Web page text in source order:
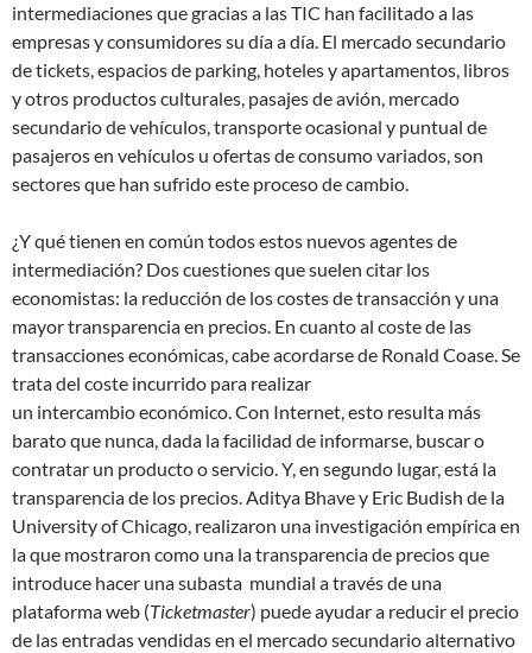
intermediaciones que gracias a las TIC han facilitado a las
empresas y consumidores su día a día. El mercado secundario
de tickets, espacios de parking, hoteles y apartamentos, libros
y otros productos culturales, pasajes de avión, mercado
secundario de vehículos, transporte ocasional y puntual de
pasajeros en vehículos u ofertas de consumo variados, son
sectores que han sufrido este proceso de cambio.
¿Y qué tienen en común todos estos nuevos agentes de
intermediación? Dos cuestiones que suelen citar los
economistas: la reducción de los costes de transacción y una
mayor transparencia en precios. En cuanto al coste de las
transacciones económicas, cabe acordarse de Ronald Coase. Se
trata del coste incurrido para realizar
un intercambio económico. Con Internet, esto resulta más
barato que nunca, dada la facilidad de informarse, buscar o
contratar un producto o servicio. Y, en segundo lugar, está la
transparencia de los precios. Aditya Bhave y Eric Budish de la
University of Chicago, realizaron una investigación empírica en
la que mostraron como una la transparencia de precios que
introduce hacer una subasta mundial a través de una
plataforma web (Ticketmaster) puede ayudar a reducir el precio
de las entradas vendidas en el mercado secundario alternativo